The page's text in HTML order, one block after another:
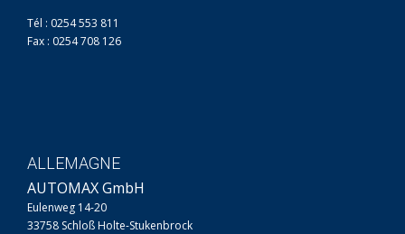
Tél : 0254 553 811
Fax : 0254 708 126
ALLEMAGNE
AUTOMAX GmbH
Eulenweg 14-20
33758 Schloß Holte-Stukenbrock